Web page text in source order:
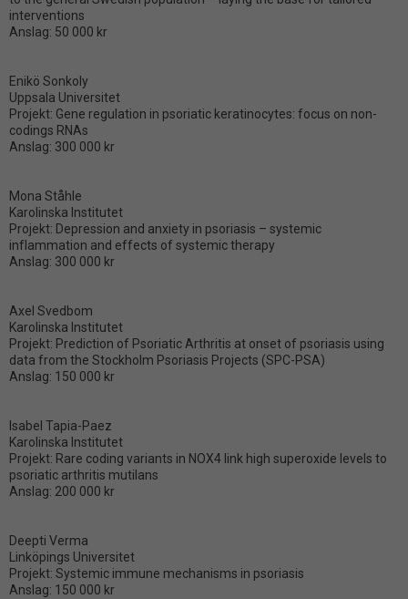
interventions
Anslag: 50 000 kr
Enikö Sonkoly
Uppsala Universitet
Projekt: Gene regulation in psoriatic keratinocytes: focus on non-
codings RNAs
Anslag: 300 000 kr
Mona Ståhle
Karolinska Institutet
Projekt: Depression and anxiety in psoriasis – systemic
inflammation and effects of systemic therapy
Anslag: 300 000 kr
Axel Svedbom
Karolinska Institutet
Projekt: Prediction of Psoriatic Arthritis at onset of psoriasis using
data from the Stockholm Psoriasis Projects (SPC-PSA)
Anslag: 150 000 kr
Isabel Tapia-Paez
Karolinska Institutet
Projekt: Rare coding variants in NOX4 link high superoxide levels to
psoriatic arthritis mutilans
Anslag: 200 000 kr
Deepti Verma
Linköpings Universitet
Projekt: Systemic immune mechanisms in psoriasis
Anslag: 150 000 kr